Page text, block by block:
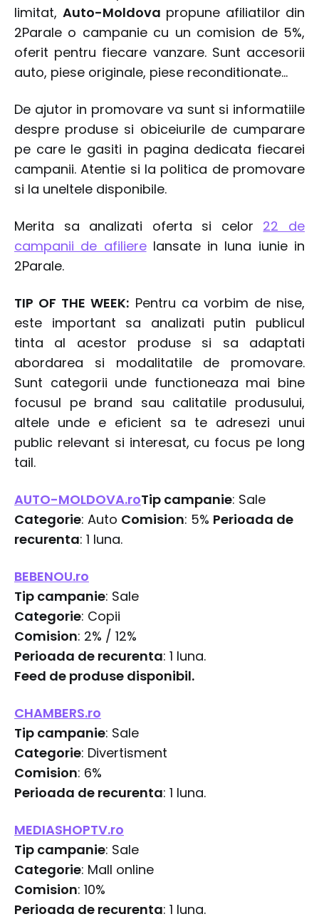
limitat, Auto-Moldova propune afiliatilor din
2Parale o campanie cu un comision de 5%,
oferit pentru fiecare vanzare. Sunt accesorii
auto, piese originale, piese reconditionate...
De ajutor in promovare va sunt si informatiile
despre produse si obiceiurile de cumparare
pe care le gasiti in pagina dedicata fiecarei
campanii. Atentie si la politica de promovare
si la uneltele disponibile.
Merita sa analizati oferta si celor 22 de
campanii de afilierelansate in luna iunie in
2Parale.
TIP OF THE WEEK: Pentru ca vorbim de nise,
este important sa analizati putin publicul
tinta al acestor produse si sa adaptati
abordarea si modalitatile de promovare.
Sunt categorii unde functioneaza mai bine
focusul pe brand sau calitatile produsului,
altele unde e eficient sa te adresezi unui
public relevant si interesat, cu focus pe long
tail.
AUTO-MOLDOVA.roTip campanie: Sale
Categorie: Auto Comision: 5% Perioada de
recurenta: 1 luna.
BEBENOU.ro
Tip campanie: Sale
Categorie: Copii
Comision: 2% / 12%
Perioada de recurenta: 1 luna.
Feed de produse disponibil.
CHAMBERS.ro
Tip campanie: Sale
Categorie: Divertisment
Comision: 6%
Perioada de recurenta: 1 luna.
MEDIASHOPTV.ro
Tip campanie: Sale
Categorie: Mall online
Comision: 10%
Perioada de recurenta: 1 luna.